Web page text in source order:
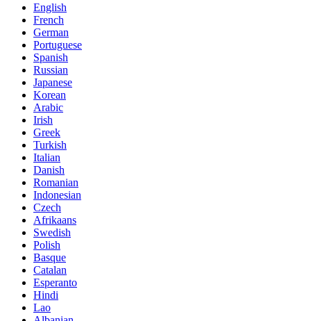
English
French
German
Portuguese
Spanish
Russian
Japanese
Korean
Arabic
Irish
Greek
Turkish
Italian
Danish
Romanian
Indonesian
Czech
Afrikaans
Swedish
Polish
Basque
Catalan
Esperanto
Hindi
Lao